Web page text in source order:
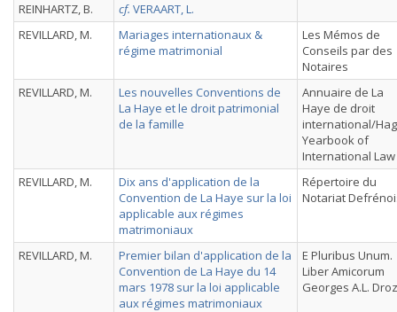
REINHARTZ, B. cf. VERAART, L.
REVILLARD, M.
Mariages internationaux &
régime matrimonial
Les Mémos de
Conseils par des
Notaires
REVILLARD, M.
Les nouvelles Conventions de
La Haye et le droit patrimonial
de la famille
Annuaire de La
Haye de droit
international/
Yearbook of
International Law
REVILLARD, M.
Dix ans d'application de la
Convention de La Haye sur la loi
applicable aux régimes
matrimoniaux
Répertoire du
Notariat
REVILLARD, M.
Premier bilan d'application de la
Convention de La Haye du 14
mars 1978 sur la loi applicable
aux régimes matrimoniaux
E Pluribus Unum.
Liber Amicorum
Georges A.L. Droz